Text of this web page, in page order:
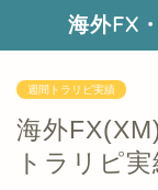
海外FX
週間トラリピ実績
海外
トラリピ